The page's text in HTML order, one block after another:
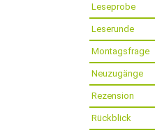
Leseprobe
Leserunde
Montagsfrage
Neuzugänge
Rezension
Rückblick